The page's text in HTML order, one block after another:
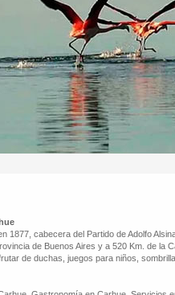
1877, cabecera del Partido de Adolfo
de Buenos Aires y a 520 Km. de la
de duchas, juegos para niños,